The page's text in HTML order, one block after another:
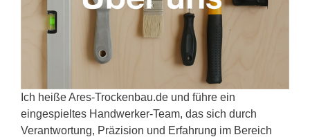
Ich heiße Ares-Trockenbau.de und führe ein
eingespieltes Handwerker-Team, das sich durch
Verantwortung, Präzision und Erfahrung im Bereich